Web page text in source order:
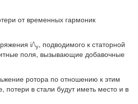
от временных гармоник
і/\у, подводимого к статорной
поля, вызывающие добавочные
ротора по отношению к этим
потери в стали будут иметь место и в